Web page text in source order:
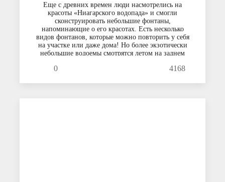
Еще с древних времен люди насмотрелись на
красоты «Ниагарского водопада» и смогли
сконструировать небольшие фонтаны,
напоминающие о его красотах. Есть несколько
видов фонтанов, которые можно повторить у себя
на участке или даже дома! Но более экзотически
небольшие водоемы смотрятся летом на заднем
эти варианты. Для начала определитесь, какой
место, где фонтан будет заметен. Может быть, не
0 4168